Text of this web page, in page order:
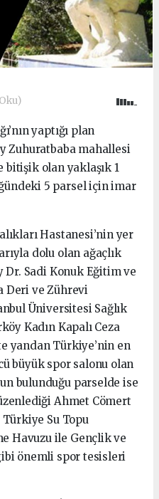
yaptığı plan
Zuhuratbaba mahallesi
bitişik olan yaklaşık 1
5 parsel için imar
Hastanesi’nin yer
dolu olan ağaçlık
Dr. Sadi Konuk Eğitim ve
Deri ve Zührevi
Üniversitesi Sağlık
Kadın Kapalı Ceza
yandan Türkiye’nin en
büyük spor salonu olan
bulunduğu parselde ise
Ahmet Cömert
Su Topu
Havuzu ile Gençlik ve
önemli spor tesisleri